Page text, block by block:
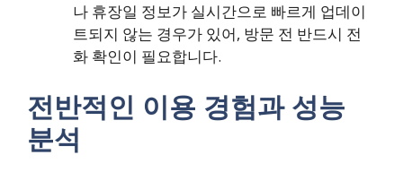
나 휴장일 정보가 실시간으로 빠르게 업데이
트되지 않는 경우가 있어, 방문 전 반드시 전
화 확인이 필요합니다.
전반적인 이용 경험과 성능
분석